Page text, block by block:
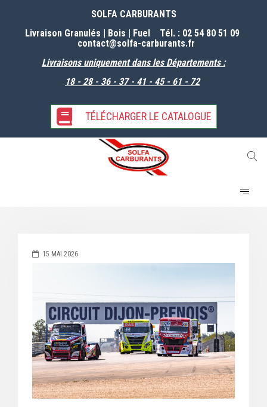
SOLFA CARBURANTS
Livraison Granulés | Bois | Fuel Tél. : 02 54 80 51 09
contact@solfa-carburants.fr
Livraisons uniquement dans les Départements :
18 - 28 - 36 - 37 - 41 - 45 - 61 - 72
TÉLÉCHARGER LE CATALOGUE
15 MAI 2026